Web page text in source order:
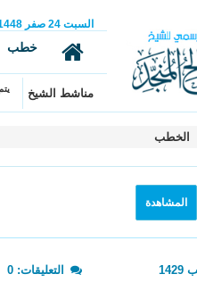
السبت 24 صفر 1448
خطب
مناشط الشيخ
الخطب
المشاهدة
التعليقات: 0